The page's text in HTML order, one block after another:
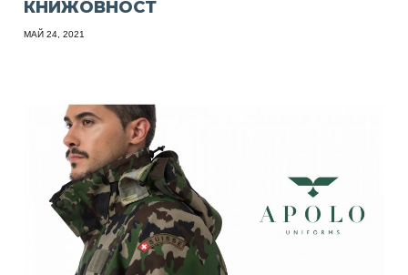
КНИЖОВНОСТ
МАЙ 24, 2021